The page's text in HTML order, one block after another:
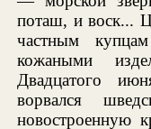
поташ, и воск...
частным купцам
кожаными
Двадцатого
ворвался
новостроенную